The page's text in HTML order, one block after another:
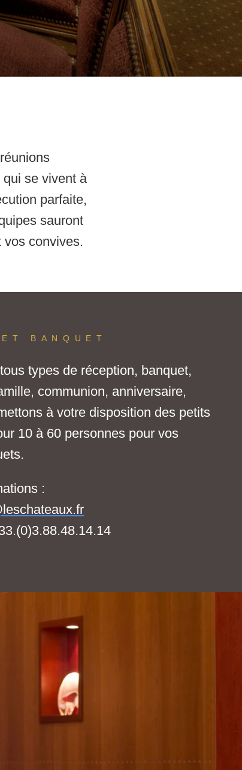
se vivent à
parfaite,
sauront
vos convives.
BANQUET
types de réception, banquet,
communion, anniversaire,
à votre disposition des petits
10 à 60 personnes pour vos
: